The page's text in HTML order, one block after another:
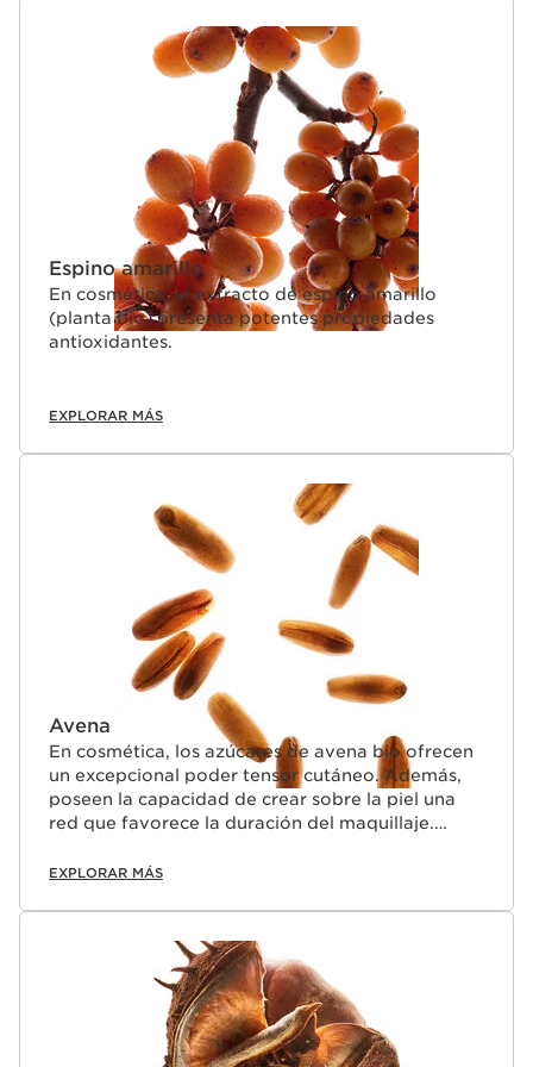
Espino amarillo
En cosmética, el extracto de espino amarillo
(planta bio) presenta potentes propiedades
antioxidantes.
EXPLORAR MÁS
Avena
En cosmética, los azúcares de avena bio ofrecen
un excepcional poder tensor cutáneo. Además,
poseen la capacidad de crear sobre la piel una
red que favorece la duración del maquillaje.
forma natural.
EXPLORAR MÁS